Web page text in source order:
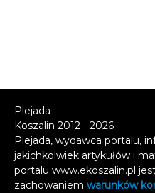
Plejada
Koszalin 2012 - 2026
Plejada, wydawca portalu,
jakichkolwiek artykułów i
portalu www.ekoszalin.pl
zachowaniem warunków